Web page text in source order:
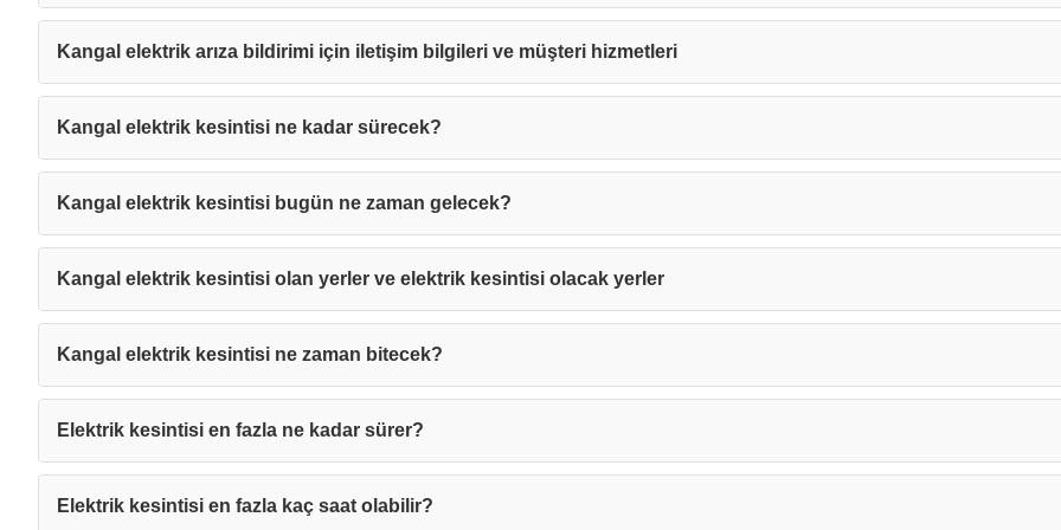
Kangal elektrik arıza bildirimi için iletişim bilgileri ve müşteri hizmetleri
Kangal elektrik kesintisi ne kadar sürecek?
Kangal elektrik kesintisi bugün ne zaman gelecek?
Kangal elektrik kesintisi olan yerler ve elektrik kesintisi olacak yerler
Kangal elektrik kesintisi ne zaman bitecek?
Elektrik kesintisi en fazla ne kadar sürer?
Elektrik kesintisi en fazla kaç saat olabilir?